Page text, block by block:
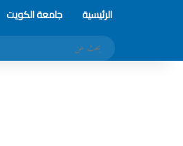
الرئيسية جامعة الكويت